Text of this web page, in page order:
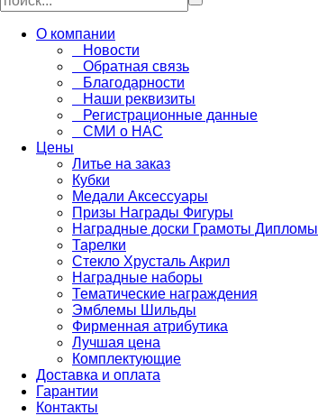
О компании
Новости
Обратная связь
Благодарности
Наши реквизиты
Регистрационные данные
СМИ о НАС
Цены
Литье на заказ
Кубки
Медали Аксессуары
Призы Награды Фигуры
Наградные доски Грамоты Дипломы
Тарелки
Стекло Хрусталь Акрил
Наградные наборы
Тематические награждения
Эмблемы Шильды
Фирменная атрибутика
Лучшая цена
Комплектующие
Доставка и оплата
Гарантии
Контакты